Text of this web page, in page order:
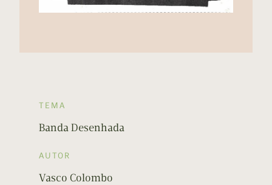
TEMA
Banda Desenhada
AUTOR
Vasco Colombo